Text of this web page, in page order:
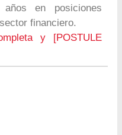
en posiciones
financiero.
y [POSTULE